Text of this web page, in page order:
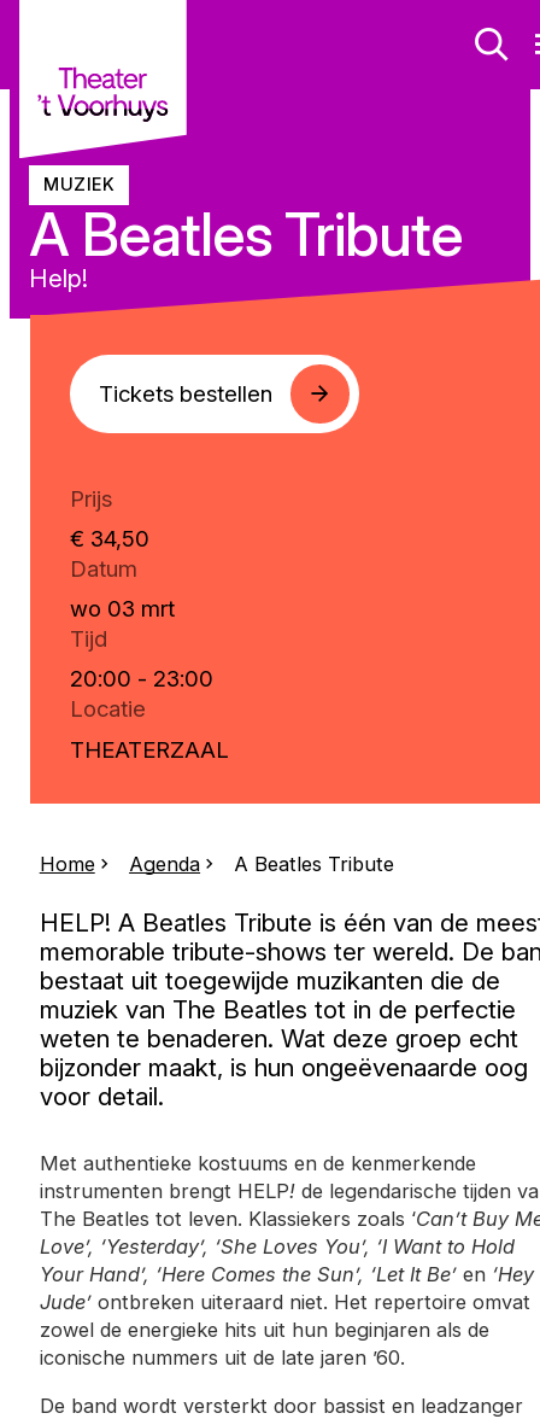
A Beatles Tribute
Help!
MUZIEK
Home Agenda A Beatles Tribute
HELP! A Beatles Tribute is één van de
memorable tribute-shows ter wereld. De
bestaat uit toegewijde muzikanten die de
muziek van The Beatles tot in de perfectie
weten te benaderen. Wat deze groep echt
bijzonder maakt, is hun ongeëvenaarde oog
voor detail.
Met authentieke kostuums en de kenmerkende
instrumenten brengt HELP!de legendarische tijden
The Beatles tot leven. Klassiekers zoals ‘Can’t Buy
Love’, ‘Yesterday’, ‘She Loves You’, ‘I Want to Hold
Your Hand’, ‘Here Comes the Sun’, ‘Let It Be’ en‘Hey
Jude’ ontbreken uiteraard niet. Het repertoire omvat
zowel de energieke hits uit hun beginjaren als de
iconische nummers uit de late jaren ’60.
De band wordt versterkt door bassist en leadzanger
Tickets bestellen
Prijs
€ 34,50
Datum
wo 03 mrt
Tijd
20:00 - 23:00
Locatie
THEATERZAAL